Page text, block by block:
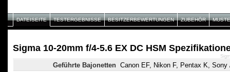
DATEISEITE TESTERGEBNISSE BESITZERBEWERTUNGEN ZUBEHÖR
Sigma 10-20mm f/4-5.6 EX DC HSM
Geführte Bajonetten Canon EF, Nikon F, Pentax K,